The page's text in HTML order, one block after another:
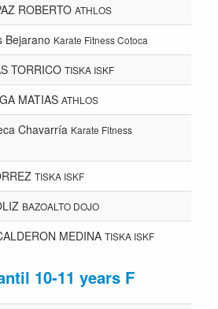
ROBERTO ATHLOS
Bejarano Karate Fitness Cotoca
TORRICO TISKA ISKF
MATIAS ATHLOS
Chavarría Karate Fitness
TISKA ISKF
BAZOALTO DOJO
MEDINA TISKA ISKF
10-11 years F